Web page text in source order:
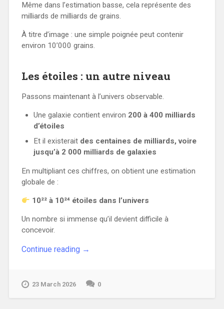
Même dans l’estimation basse, cela représente des
milliards de milliards de grains.
À titre d’image : une simple poignée peut contenir
environ 10’000 grains.
Les étoiles : un autre niveau
Passons maintenant à l’univers observable.
Une galaxie contient environ 200 à 400 milliards
d’étoiles
Et il existerait des centaines de milliards, voire
jusqu’à 2 000 milliards de galaxies
En multipliant ces chiffres, on obtient une estimation
globale de :
10²² à 10²⁴ étoiles dans l’univers
Un nombre si immense qu’il devient difficile à
concevoir.
Continue reading “Il
d’étoiles
→
23 March 2026 0